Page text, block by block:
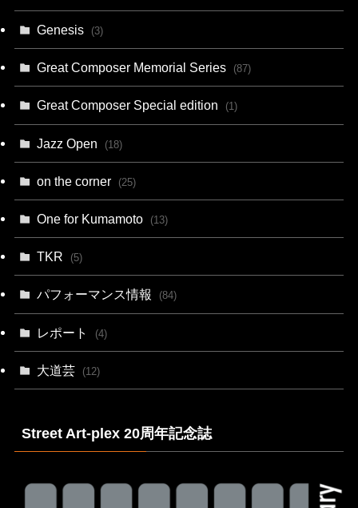
Genesis (3)
Great Composer Memorial Series (87)
Great Composer Special edition (1)
Jazz Open (18)
on the corner (25)
One for Kumamoto (13)
TKR (5)
パフォーマンス情報 (84)
レポート (4)
大道芸 (12)
Street Art-plex 20周年記念誌